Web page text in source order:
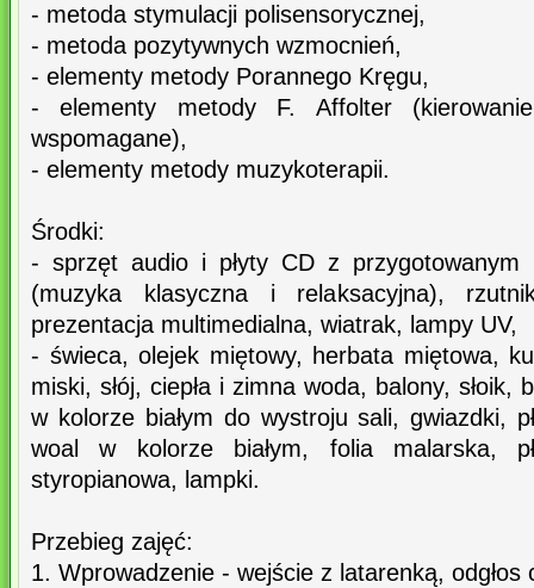
- metoda stymulacji polisensorycznej,
- metoda pozytywnych wzmocnień,
- elementy metody Porannego Kręgu,
- elementy metody F. Affolter
wspomagane),
- elementy metody muzykoterapii.
Środki:
- sprzęt audio i płyty CD z przygotowanym
(muzyka klasyczna i relaksacyjna),
prezentacja multimedialna, wiatrak, lampy UV,
- świeca, olejek miętowy, herbata miętowa,
miski, słój, ciepła i zimna woda, balony, słoik,
w kolorze białym do wystroju sali, gwiazdki,
woal w kolorze białym, folia malarska,
styropianowa, lampki.
Przebieg zajęć:
1. Wprowadzenie - wejście z latarenką, odgłos